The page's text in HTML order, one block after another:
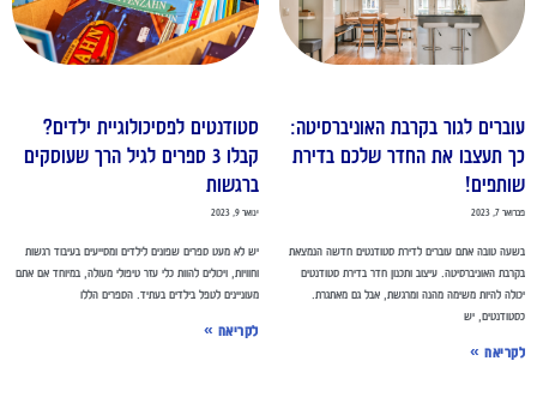
לגור בקרבת האוניברסיטה:
תעצבו את החדר שלכם בדירת
7, 2023
טובה אתם עוברים לדירת סטודנטים חדשה הנמצאת
האוניברסיטה. עיצוב ותכנון חדר בדירת סטודנטים
להיות משימה מהנה ומרגשת, אבל גם מאתגרת.
יש
»
סטודנטים לפסיכולוגיית ילדים?
קבלו 3 ספרים לגיל הרך שעוסקים
ברגשות
ינואר 9, 2023
יש לא מעט ספרים שפונים לילדים ומסייעים בעיבוד רגשות
וחוויות, ויכולים להוות כלי עזר טיפולי מעולה, במיוחד אם אתם
מעוניינים לטפל בילדים בעתיד. הספרים הללו
לקריאה »